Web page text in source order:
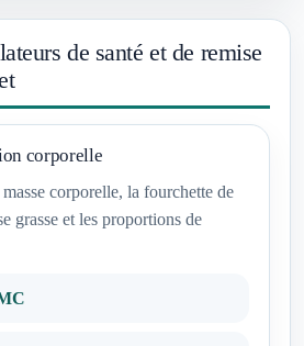
de santé et de remise
corporelle
corporelle, la fourchette de
grasse et les proportions de